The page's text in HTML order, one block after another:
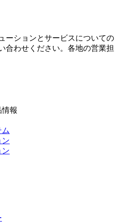
ーションとサービスについての
合わせください。各地の営業担
報
ン
ン